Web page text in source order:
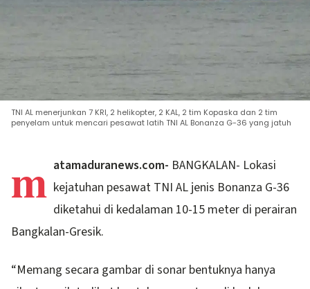
TNI AL menerjunkan 7 KRI, 2 helikopter, 2 KAL, 2 tim Kopaska dan 2 tim
penyelam untuk mencari pesawat latih TNI AL Bonanza G-36 yang jatuh
m atamaduranews.com- BANGKALAN- Lokasi
kejatuhan pesawat TNI AL jenis Bonanza G-36
diketahui di kedalaman 10-15 meter di perairan
Bangkalan-Gresik.
“Memang secara gambar di sonar bentuknya hanya